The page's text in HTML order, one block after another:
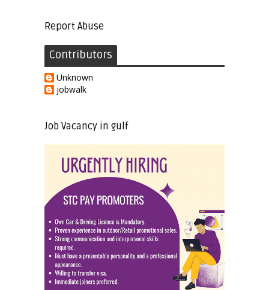
Report Abuse
Contributors
Unknown
jobwalk
Job Vacancy in gulf